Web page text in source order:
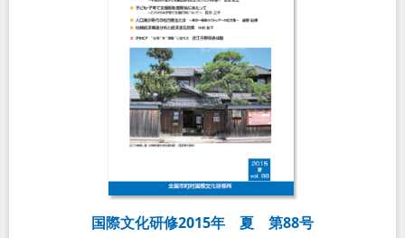
国際文化研修2015年 夏 第88号